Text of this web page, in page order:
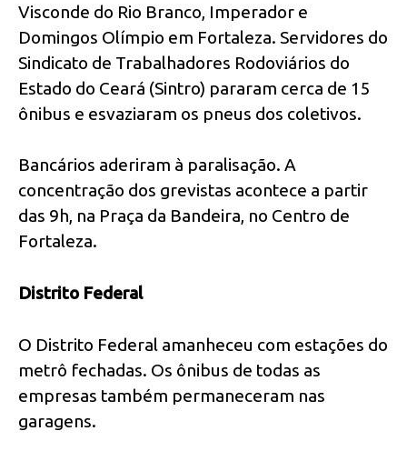
Visconde do Rio Branco, Imperador e
Domingos Olímpio em Fortaleza. Servidores do
Sindicato de Trabalhadores Rodoviários do
Estado do Ceará (Sintro) pararam cerca de 15
ônibus e esvaziaram os pneus dos coletivos.
Bancários aderiram à paralisação. A
concentração dos grevistas acontece a partir
das 9h, na Praça da Bandeira, no Centro de
Fortaleza.
Distrito Federal
O Distrito Federal amanheceu com estações do
metrô fechadas. Os ônibus de todas as
empresas também permaneceram nas
garagens.